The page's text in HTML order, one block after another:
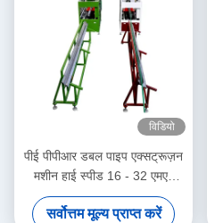
विडियो
पीई पीपीआर डबल पाइप एक्सट्रूज़न
मशीन हाई स्पीड 16 - 32 एमएम
सिंगल स्क्रू एक्सट्रूडर SJ90/33
सर्वोत्तम मूल्य प्राप्त करें